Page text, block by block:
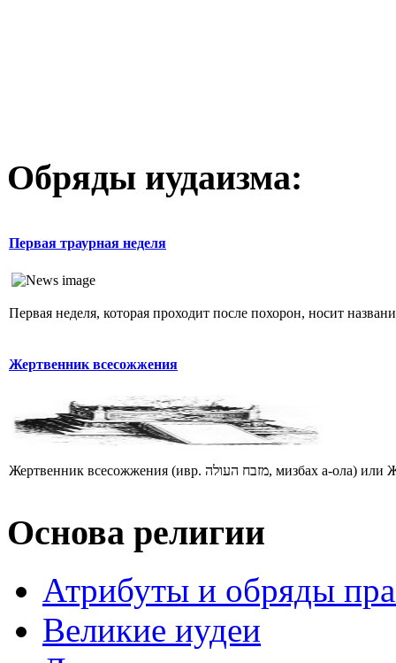
Обряды иудаизма:
Первая траурная неделя
Первая неделя, которая проходит после похорон, носит
Жертвенник всесожжения
Основа религии
Атрибуты и обряды
Великие иудеи